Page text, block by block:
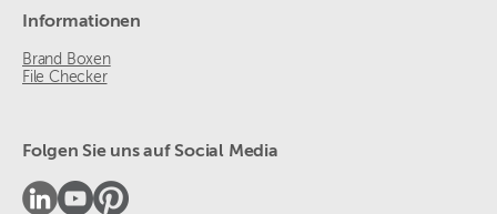
Informationen
Brand Boxen
File Checker
Folgen Sie uns auf Social Media